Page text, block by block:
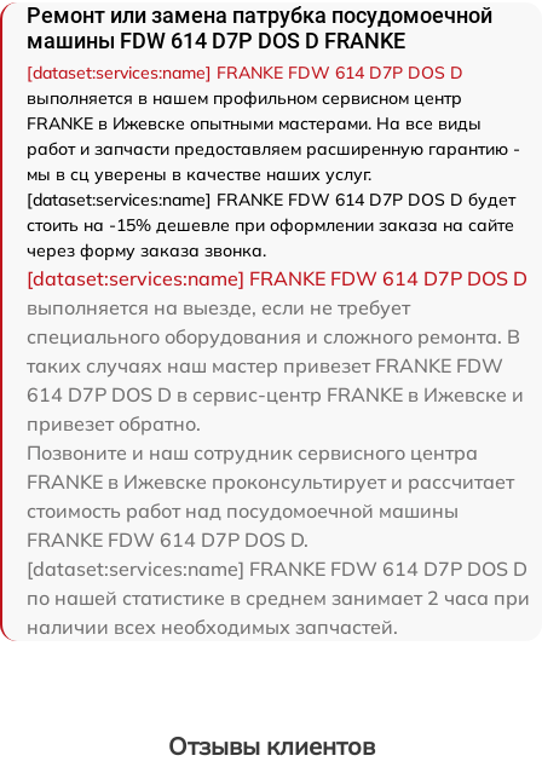
Ремонт или замена патрубка посудомоечной
машины FDW 614 D7P DOS D FRANKE
[dataset:services:name] FRANKE FDW 614 D7P DOS D
выполняется в нашем профильном сервисном центр
FRANKE в Ижевске опытными мастерами. На все виды
работ и запчасти предоставляем расширенную гарантию -
мы в сц уверены в качестве наших услуг.
[dataset:services:name] FRANKE FDW 614 D7P DOS D будет
стоить на -15% дешевле при оформлении заказа на сайте
через форму заказа звонка.
[dataset:services:name] FRANKE FDW 614 D7P DOS D
выполняется на выезде, если не требует
специального оборудования и сложного ремонта. В
таких случаях наш мастер привезет FRANKE FDW
614 D7P DOS D в сервис-центр FRANKE в Ижевске и
привезет обратно.
Позвоните и наш сотрудник сервисного центра
FRANKE в Ижевске проконсультирует и рассчитает
стоимость работ над посудомоечной машины
FRANKE FDW 614 D7P DOS D.
[dataset:services:name] FRANKE FDW 614 D7P DOS D
по нашей статистике в среднем занимает 2 часа при
наличии всех необходимых запчастей.
Отзывы клиентов